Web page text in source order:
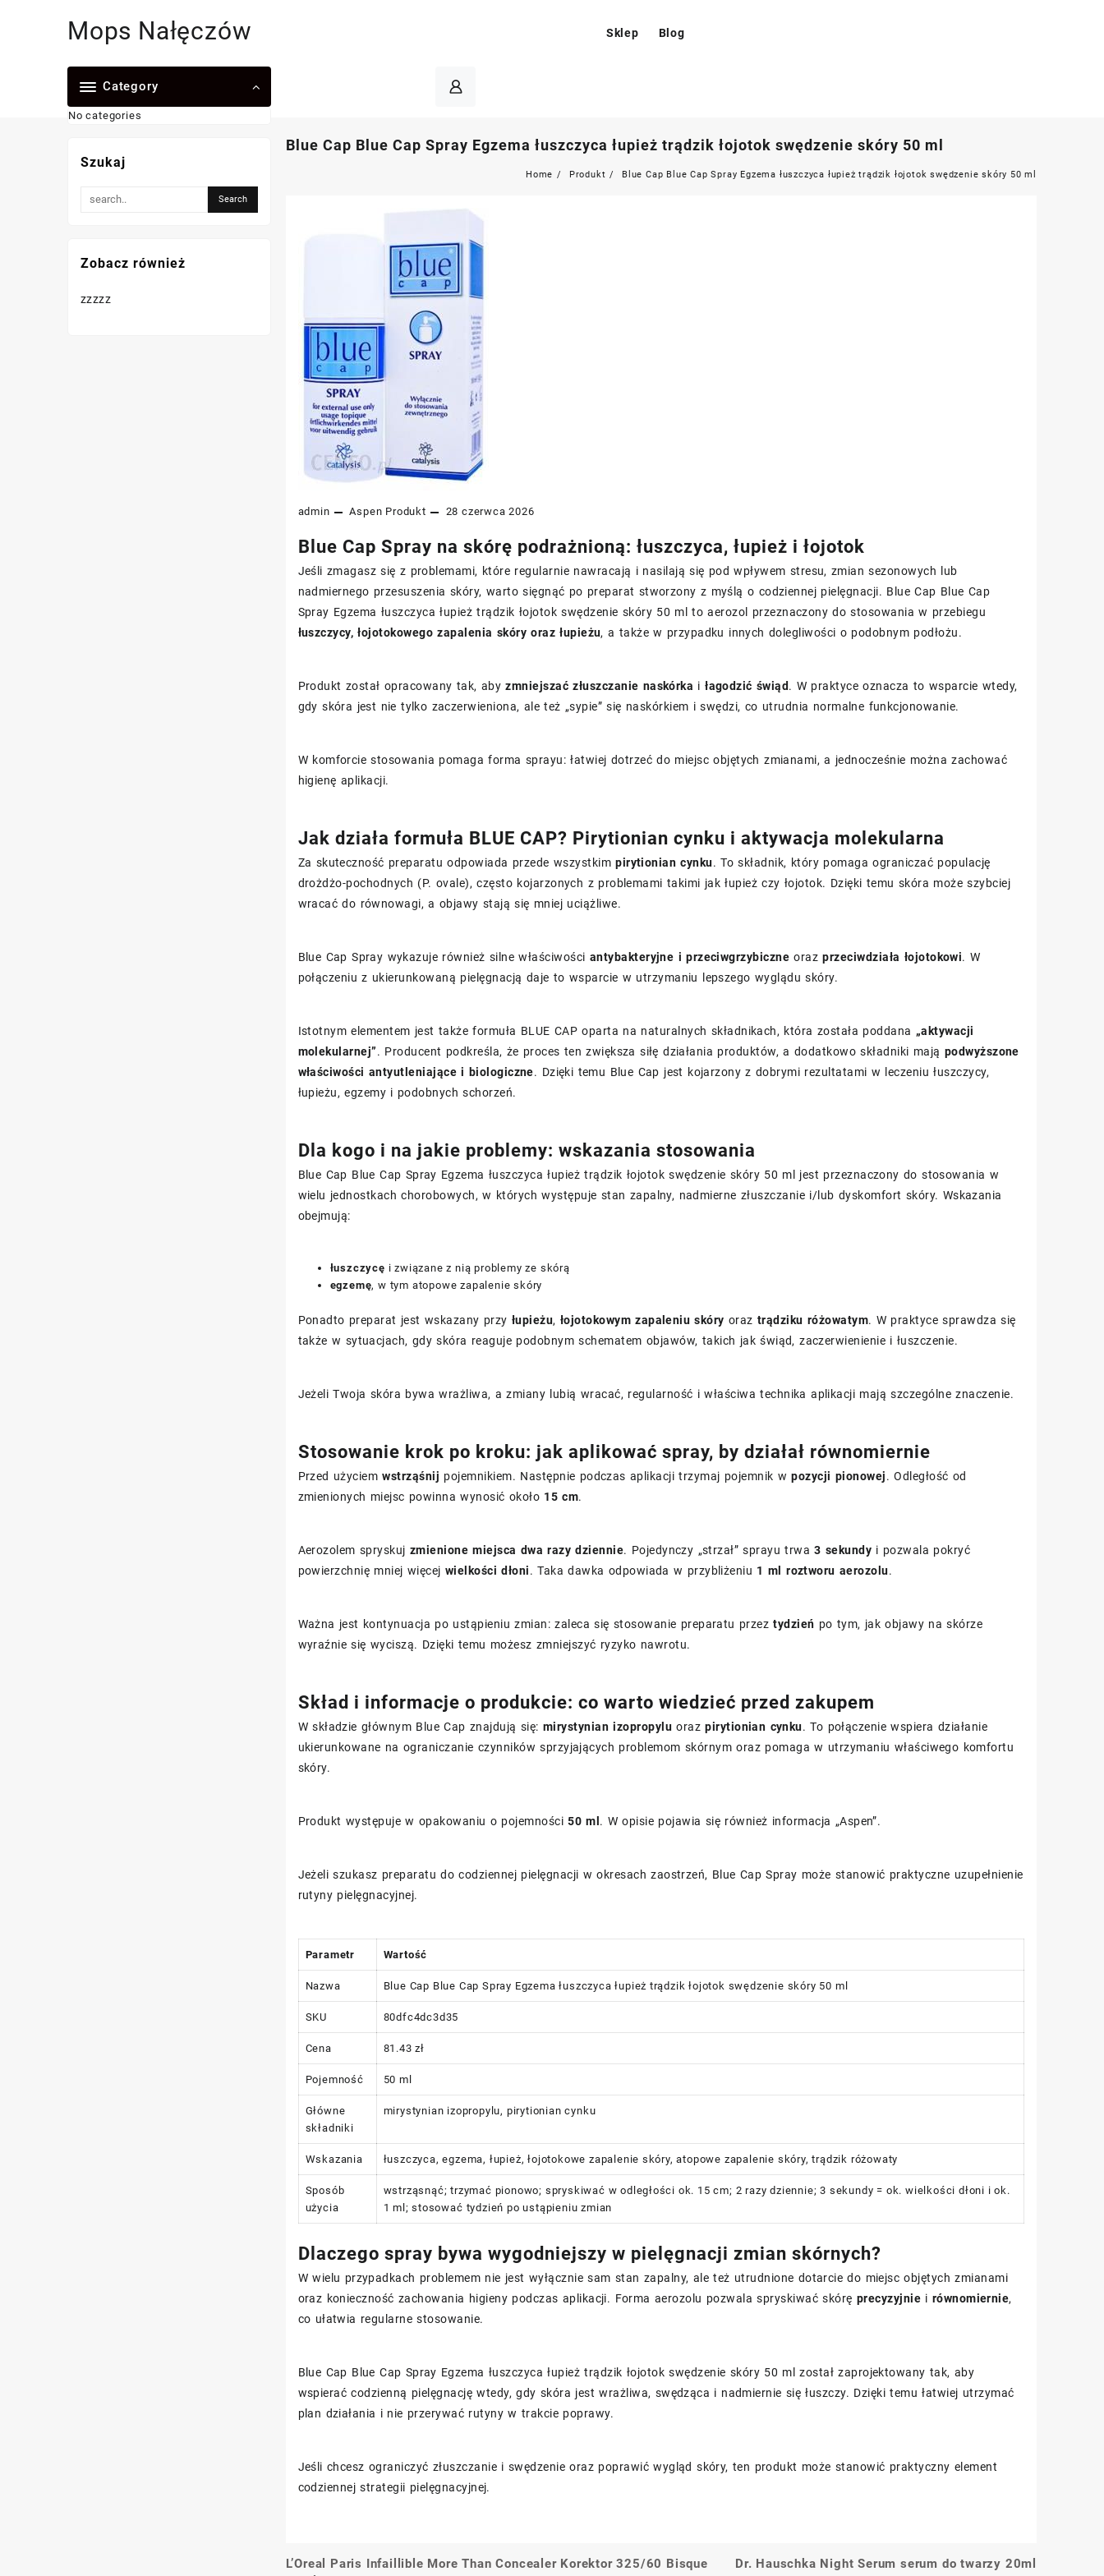
Mops Nałęczów Sklep Blog
Category
No categories
Blue Cap Blue Cap Spray Egzema łuszczyca łupież trądzik łojotok swędzenie skóry 50 ml
Home Produkt Blue Cap Blue Cap Spray Egzema łuszczyca łupież trądzik łojotok swędzenie skóry 50 ml
admin Aspen Produkt 28 czerwca 2026
Blue Cap Spray na skórę podrażnioną: łuszczyca, łupież i łojotok
Jeśli zmagasz się z problemami, które regularnie nawracają i nasilają się pod wpływem stresu, zmian sezonowych lub
nadmiernego przesuszenia skóry, warto sięgnąć po preparat stworzony z myślą o codziennej pielęgnacji. Blue Cap Blue Cap
Spray Egzema łuszczyca łupież trądzik łojotok swędzenie skóry 50 ml to aerozol przeznaczony do stosowania w przebiegu
łuszczycy, łojotokowego zapalenia skóry oraz łupieżu, a także w przypadku innych dolegliwości o podobnym podłożu.
Produkt został opracowany tak, abyzmniejszać złuszczanie naskórka iłagodzić świąd. W praktyce oznacza to wsparcie wtedy,
gdy skóra jest nie tylko zaczerwieniona, ale też „sypie” się naskórkiem i swędzi, co utrudnia normalne funkcjonowanie.
W komforcie stosowania pomaga forma sprayu: łatwiej dotrzeć do miejsc objętych zmianami, a jednocześnie można zachować
higienę aplikacji.
Jak działa formuła BLUE CAP? Pirytionian cynku i aktywacja molekularna
Za skuteczność preparatu odpowiada przede wszystkimpirytionian cynku. To składnik, który pomaga ograniczać populację
drożdżo-pochodnych (P. ovale), często kojarzonych z problemami takimi jak łupież czy łojotok. Dzięki temu skóra może szybciej
wracać do równowagi, a objawy stają się mniej uciążliwe.
Blue Cap Spray wykazuje również silne właściwości antybakteryjne i przeciwgrzybiczne orazprzeciwdziała łojotokowi. W
połączeniu z ukierunkowaną pielęgnacją daje to wsparcie w utrzymaniu lepszego wyglądu skóry.
Istotnym elementem jest także formuła BLUE CAP oparta na naturalnych składnikach, która została poddana „aktywacji
molekularnej”. Producent podkreśla, że proces ten zwiększa siłę działania produktów, a dodatkowo składniki mają podwyższone
właściwości antyutleniające i biologiczne. Dzięki temu Blue Cap jest kojarzony z dobrymi rezultatami w leczeniu łuszczycy,
łupieżu, egzemy i podobnych schorzeń.
Dla kogo i na jakie problemy: wskazania stosowania
Blue Cap Blue Cap Spray Egzema łuszczyca łupież trądzik łojotok swędzenie skóry 50 ml jest przeznaczony do stosowania w
wielu jednostkach chorobowych, w których występuje stan zapalny, nadmierne złuszczanie i/lub dyskomfort skóry. Wskazania
obejmują:
łuszczycę i związane z nią problemy ze skórą
egzemę, w tym atopowe zapalenie skóry
Ponadto preparat jest wskazany przy łupieżu, łojotokowym zapaleniu skóry oraz trądziku różowatym. W praktyce sprawdza się
także w sytuacjach, gdy skóra reaguje podobnym schematem objawów, takich jak świąd, zaczerwienienie i łuszczenie.
Jeżeli Twoja skóra bywa wrażliwa, a zmiany lubią wracać, regularność i właściwa technika aplikacji mają szczególne znaczenie.
Stosowanie krok po kroku: jak aplikować spray, by działał równomiernie
Przed użyciemwstrząśnij pojemnikiem. Następnie podczas aplikacji trzymaj pojemnik wpozycji pionowej. Odległość od
zmienionych miejsc powinna wynosić około 15 cm.
Aerozolem spryskuj zmienione miejsca dwa razy dziennie. Pojedynczy „strzał” sprayu trwa3 sekundy i pozwala pokryć
powierzchnię mniej więcej wielkości dłoni. Taka dawka odpowiada w przybliżeniu 1 ml roztworu aerozolu.
Ważna jest kontynuacja po ustąpieniu zmian: zaleca się stosowanie preparatu przeztydzień po tym, jak objawy na skórze
wyraźnie się wyciszą. Dzięki temu możesz zmniejszyć ryzyko nawrotu.
Skład i informacje o produkcie: co warto wiedzieć przed zakupem
W składzie głównym Blue Cap znajdują się: mirystynian izopropylu orazpirytionian cynku. To połączenie wspiera działanie
ukierunkowane na ograniczanie czynników sprzyjających problemom skórnym oraz pomaga w utrzymaniu właściwego komfortu
skóry.
Produkt występuje w opakowaniu o pojemności50 ml. W opisie pojawia się również informacja „Aspen”.
Jeżeli szukasz preparatu do codziennej pielęgnacji w okresach zaostrzeń, Blue Cap Spray może stanowić praktyczne uzupełnienie
rutyny pielęgnacyjnej.
Parametr Wartość
Nazwa Blue Cap Blue Cap Spray Egzema łuszczyca łupież trądzik łojotok swędzenie skóry 50 ml
SKU 80dfc4dc3d35
Cena 81.43 zł
Pojemność 50 ml
Główne
składniki
mirystynian izopropylu, pirytionian cynku
Wskazania łuszczyca, egzema, łupież, łojotokowe zapalenie skóry, atopowe zapalenie skóry, trądzik różowaty
Sposób
użycia
wstrząsnąć; trzymać pionowo; spryskiwać w odległości ok. 15 cm; 2 razy dziennie; 3 sekundy = ok. wielkości dłoni i ok.
1 ml; stosować tydzień po ustąpieniu zmian
Dlaczego spray bywa wygodniejszy w pielęgnacji zmian skórnych?
W wielu przypadkach problemem nie jest wyłącznie sam stan zapalny, ale też utrudnione dotarcie do miejsc objętych zmianami
oraz konieczność zachowania higieny podczas aplikacji. Forma aerozolu pozwala spryskiwać skórę precyzyjniei równomiernie,
co ułatwia regularne stosowanie.
Blue Cap Blue Cap Spray Egzema łuszczyca łupież trądzik łojotok swędzenie skóry 50 ml został zaprojektowany tak, aby
wspierać codzienną pielęgnację wtedy, gdy skóra jest wrażliwa, swędząca i nadmiernie się łuszczy. Dzięki temu łatwiej utrzymać
plan działania i nie przerywać rutyny w trakcie poprawy.
Jeśli chcesz ograniczyć złuszczanie i swędzenie oraz poprawić wygląd skóry, ten produkt może stanowić praktyczny element
codziennej strategii pielęgnacyjnej.
Nawigacja
L’Oreal Paris Infaillible More Than Concealer Korektor 325/60 Bisque
Dr. Hauschka Night Serum serum do twarzy 20ml
Szukaj
Zobacz również
zzzzz